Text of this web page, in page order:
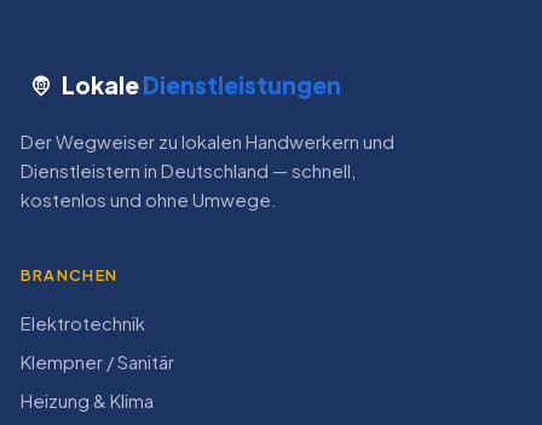
LokaleDienstleistungen
Der Wegweiser zu lokalen Handwerkern und
Dienstleistern in Deutschland — schnell,
kostenlos und ohne Umwege.
BRANCHEN
Elektrotechnik
Klempner / Sanitär
Heizung & Klima